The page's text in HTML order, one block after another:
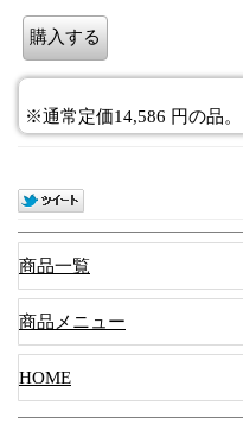
※通常定価14,586 円の品。
商品一覧
商品メニュー
HOME